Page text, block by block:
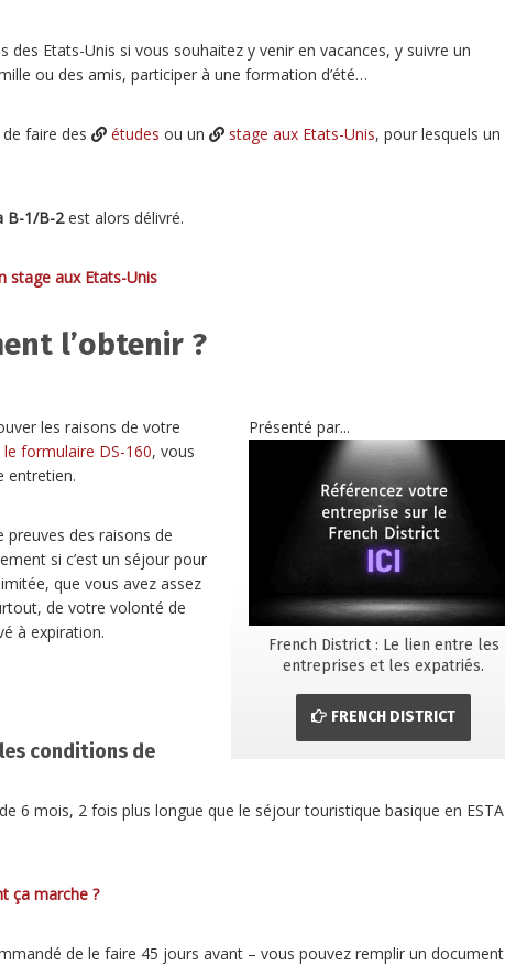
des Etats-Unis si vous souhaitez y venir en vacances, y suivre un
ou des amis, participer à une formation d’été…
faire des études ou un stage aux Etats-Unis, pour lesquels un
B-1/B-2est alors délivré.
stage aux Etats-Unis
l’obtenir ?
Présenté par...
French District : Le lien entre les
entreprises et les expatriés.
FRENCH DISTRICT
les raisons de votre
le formulaire DS-160, vous
entretien.
preuves des raisons de
si c’est un séjour pour
que vous avez assez
de votre volonté de
à expiration.
conditions de
6 mois, 2 fois plus longue que le séjour touristique basique en ESTA
ça marche ?
de le faire 45 jours avant – vous pouvez remplir un document